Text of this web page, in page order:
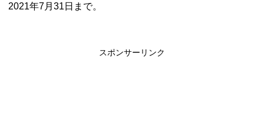
2021年7月31日まで。
スポンサーリンク